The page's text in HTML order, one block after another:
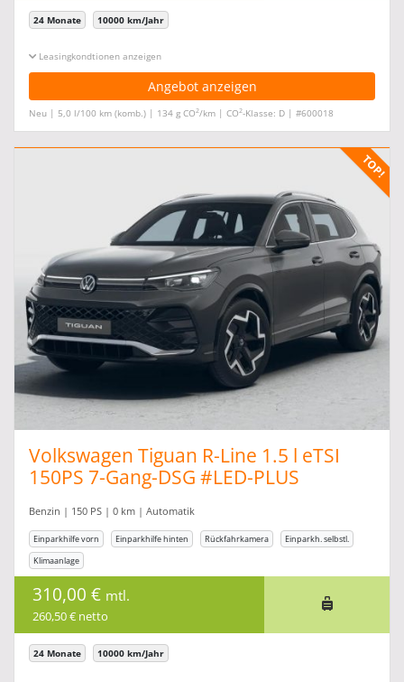
24 Monate 10000 km/Jahr
Leasingkonditionen ein-/ausblenden
Angebot anzeigen
Neu | 5,0 l/100 km (komb.) | 134 g CO2/km | CO2-Klasse: D | #600018
Volkswagen Tiguan R-Line 1.5 l eTSI
150PS 7-Gang-DSG #LED-PLUS
Benzin | 150 PS | 0 km | Automatik
Einparkhilfe vorn Einparkhilfe hinten Rückfahrkamera
Einparkh. selbstl.
Klimaanlage
310,00 € mtl.
260,50 € netto
24 Monate 10000 km/Jahr